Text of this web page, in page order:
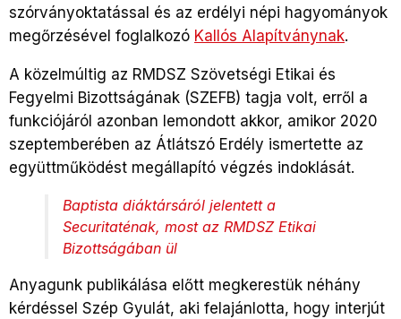
szórványoktatással és az erdélyi népi hagyományok
megőrzésével foglalkozó Kallós Alapítványnak.
A közelmúltig az RMDSZ Szövetségi Etikai és
Fegyelmi Bizottságának (SZEFB) tagja volt, erről a
funkciójáról azonban lemondott akkor, amikor 2020
szeptemberében az Átlátszó Erdély ismertette az
együttműködést megállapító végzés indoklását.
Baptista diáktársáról jelentett a
Securitaténak, most az RMDSZ Etikai
Bizottságában ül
Anyagunk publikálása előtt megkerestük néhány
kérdéssel Szép Gyulát, aki felajánlotta, hogy interjút